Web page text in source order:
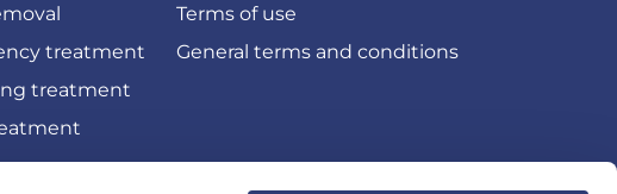
treatment
treatment
Terms of use
General terms and conditions